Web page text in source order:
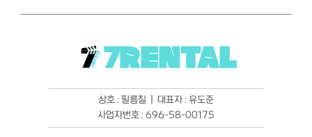
7RENTAL
상호 : 필름칠  |  대표자 : 유도준
사업자번호 : 696-58-00175